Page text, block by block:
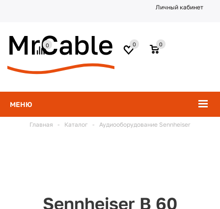
Личный кабинет
МЕНЮ
0
0
0
Главная - Каталог - Аудиооборудование Sennheiser
Sennheiser B 60